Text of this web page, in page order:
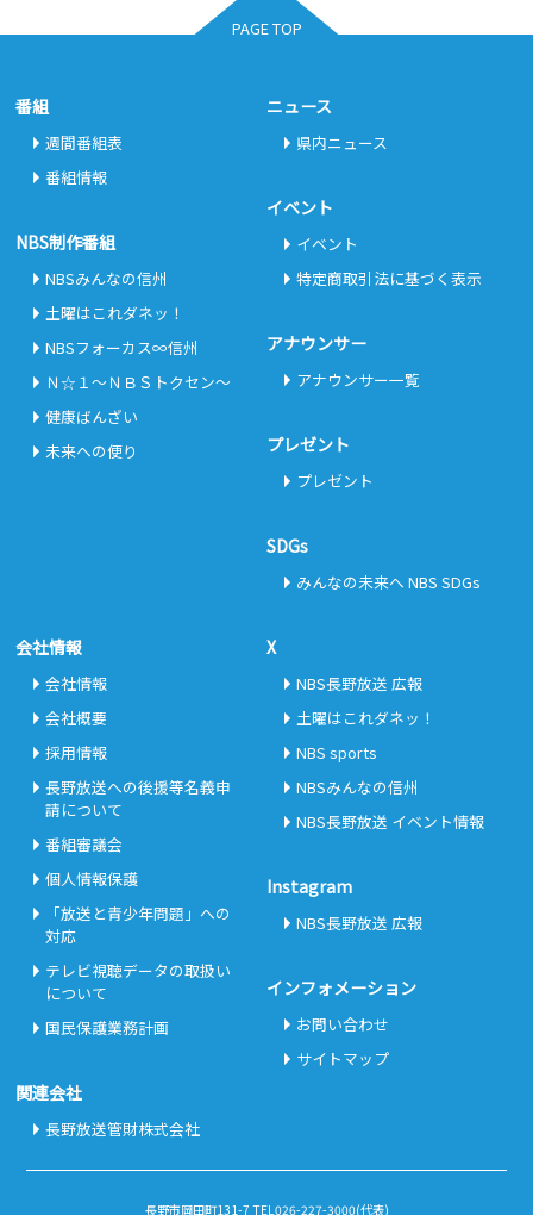
PAGE TOP
番組
週間番組表
番組情報
NBS制作番組
NBSみんなの信州
土曜はこれダネッ！
NBSフォーカス∞信州
Ｎ☆１～ＮＢＳトクセン～
健康ばんざい
未来への便り
ニュース
県内ニュース
イベント
イベント
特定商取引法に基づく表示
アナウンサー
アナウンサー一覧
プレゼント
プレゼント
SDGs
みんなの未来へ NBS SDGs
会社情報
会社情報
会社概要
採用情報
長野放送への後援等名義申
請について
番組審議会
個人情報保護
「放送と青少年問題」への
対応
テレビ視聴データの取扱い
について
国民保護業務計画
関連会社
長野放送管財株式会社
X
NBS長野放送 広報
土曜はこれダネッ！
NBS sports
NBSみんなの信州
NBS長野放送 イベント情報
Instagram
NBS長野放送 広報
インフォメーション
お問い合わせ
サイトマップ
長野市岡田町131-7 TEL026-227-3000(代表)